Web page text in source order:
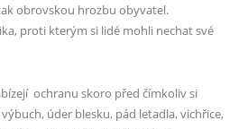
obrovskou hrozbu obyvatel.
proti kterým si lidé mohli nechat své
ochranu skoro před čímkoliv si
výbuch, úder blesku, pád letadla, vichřice,